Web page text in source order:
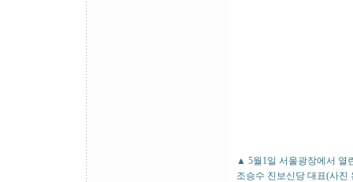
▲ 5월1일 서울광장에서 열
조승수 진보신당 대표(사진